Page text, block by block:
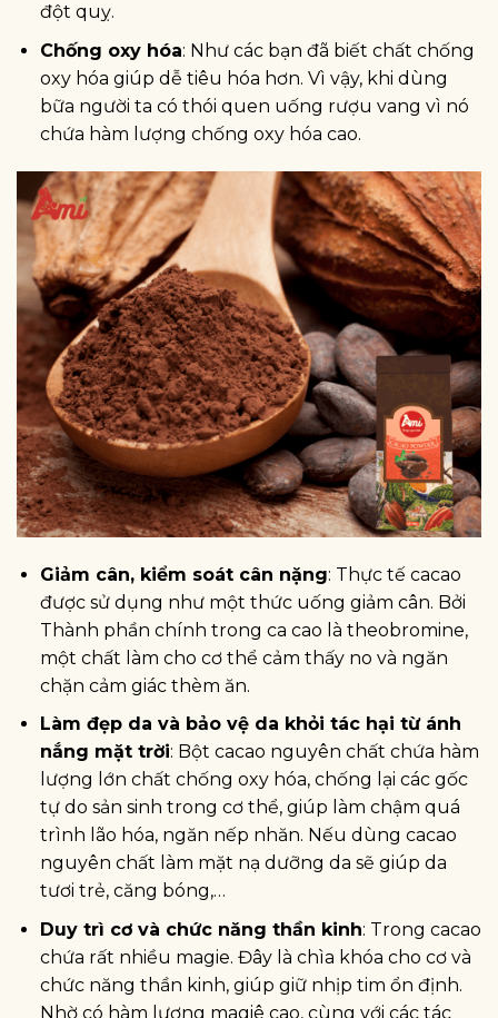
đột quỵ.
Chống oxy hóa: Như các bạn đã biết chất chống
oxy hóa giúp dễ tiêu hóa hơn. Vì vậy, khi dùng
bữa người ta có thói quen uống rượu vang vì nó
chứa hàm lượng chống oxy hóa cao.
Giảm cân, kiểm soát cân nặng: Thực tế cacao
được sử dụng như một thức uống giảm cân. Bởi
Thành phần chính trong ca cao là theobromine,
một chất làm cho cơ thể cảm thấy no và ngăn
chặn cảm giác thèm ăn.
Làm đẹp da và bảo vệ da khỏi tác hại từ ánh
nắng mặt trời: Bột cacao nguyên chất chứa hàm
lượng lớn chất chống oxy hóa, chống lại các gốc
tự do sản sinh trong cơ thể, giúp làm chậm quá
trình lão hóa, ngăn nếp nhăn. Nếu dùng cacao
nguyên chất làm mặt nạ dưỡng da sẽ giúp da
tươi trẻ, căng bóng,…
Duy trì cơ và chức năng thần kinh: Trong cacao
chứa rất nhiều magie. Đây là chìa khóa cho cơ và
chức năng thần kinh, giúp giữ nhịp tim ổn định.
Nhờ có hàm lượng magiê cao, cùng với các tác